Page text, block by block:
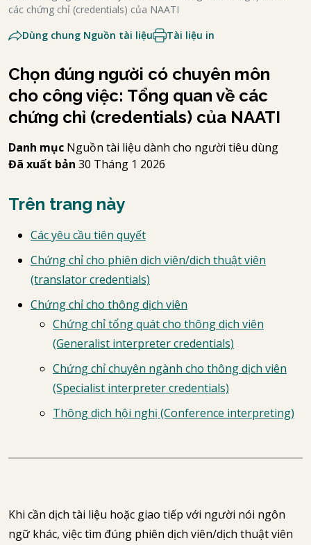
các chứng chỉ (credentials) của NAATI
Dùng chung Nguồn tài liệu
Tài liệu in
Chọn đúng người có chuyên môn
cho công việc: Tổng quan về các
chứng chỉ (credentials) của NAATI
Danh mục Nguồn tài liệu dành cho người tiêu dùng
Đã xuất bản 30 Tháng 1 2026
Trên trang này
Các yêu cầu tiên quyết
Chứng chỉ cho phiên dịch viên/dịch thuật viên
(translator credentials)
Chứng chỉ cho thông dịch viên
Chứng chỉ tổng quát cho thông dịch viên
(Generalist interpreter credentials)
Chứng chỉ chuyên ngành cho thông dịch viên
(Specialist interpreter credentials)
Thông dịch hội nghị (Conference interpreting)
Khi cần dịch tài liệu hoặc giao tiếp với người nói ngôn
ngữ khác, việc tìm đúng phiên dịch viên/dịch thuật viên